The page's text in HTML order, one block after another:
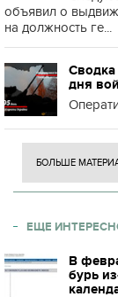
объявил о
на должность ге...
Сводка
дня
БОЛЬШЕ
ЕЩЕ
В
бурь